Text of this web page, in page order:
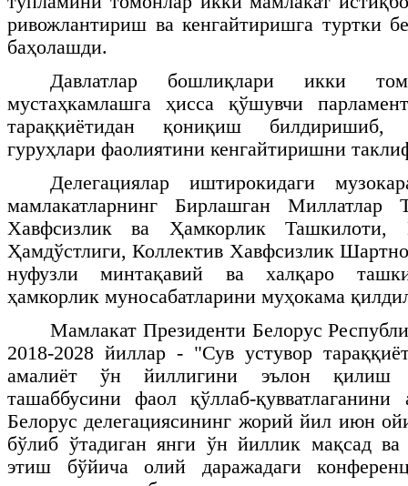
ривожлантириш ва кенгайтиришга туртки
баҳолашди.
Давлатлар бошлиқлари икки
мустаҳкамлашга ҳисса қўшувчи
тараққиётидан қониқиш билдиришиб,
гуруҳлари фаолиятини кенгайтиришни
Делегациялар иштирокидаги
мамлакатларнинг Бирлашган Миллатлар
Хавфсизлик ва Ҳамкорлик Ташкилоти,
Ҳамдўстлиги, Коллектив Хавфсизлик
нуфузли минтақавий ва халқаро
ҳамкорлик муносабатларини муҳокама
Мамлакат Президенти Белорус
2018-2028 йиллар - "Сув устувор
амалиёт ўн йиллигини эълон қилиш
ташаббусини фаол қўллаб-
Белорус делегациясининг жорий йил июн
бўлиб ўтадиган янги ўн йиллик мақсад ва
этиш бўйича олий даражадаги